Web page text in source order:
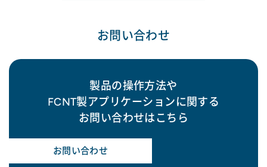
お問い合わせ
製品の操作方法や
FCNT製アプリケーションに関する
お問い合わせはこちら
お問い合わせ